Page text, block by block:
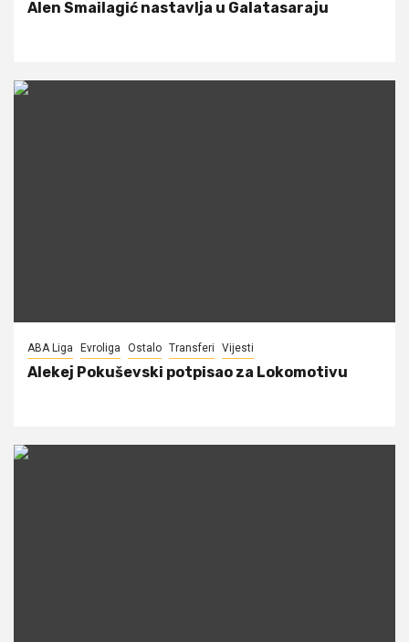
Alen Smailagić nastavlja u Galatasaraju
ABA Liga Evroliga Ostalo Transferi Vijesti
Alekej Pokuševski potpisao za Lokomotivu